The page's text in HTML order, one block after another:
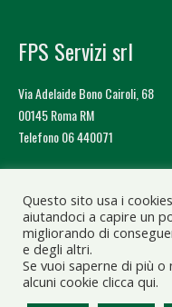
FPS Servizi srl
Via Adelaide Bono Cairoli, 68
00145 Roma RM
Telefono 06 440071
Cos’è Effepì
Contatti
Iscriviti a Cisl Fp
Questo sito usa i
aiutandoci a capire un
migliorando di
e degli altri.
Se vuoi saperne di più
alcuni cookie clicca qui.